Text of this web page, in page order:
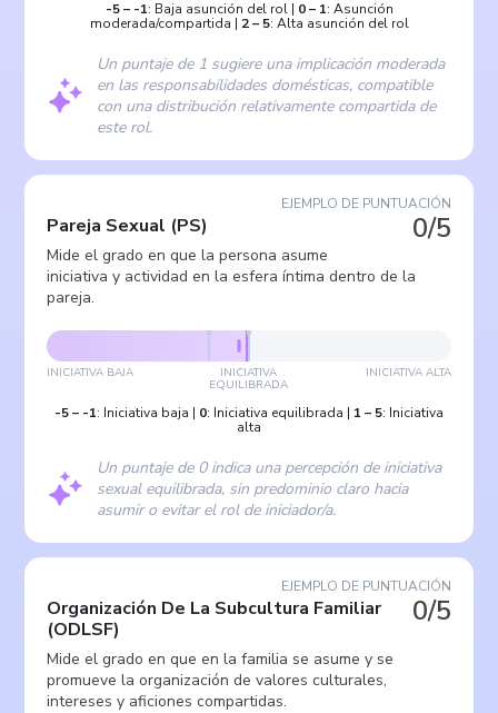
-5– -1: Baja asunción del rol| 0– 1: Asunción
moderada/compartida | 2– 5: Alta asunción del rol
Un puntaje de 1 sugiere una implicación moderada
en las responsabilidades domésticas, compatible
con una distribución relativamente compartida de
este rol.
EJEMPLO DE PUNTUACIÓN
0/5
Pareja Sexual (PS)
Mide el grado en que la persona asume
iniciativa y actividad en la esfera íntima dentro de la
pareja.
INICIATIVA BAJA INICIATIVA
EQUILIBRADA
INICIATIVA ALTA
-5– -1: Iniciativa baja | 0: Iniciativa equilibrada | 1 – 5: Iniciativa
alta
Un puntaje de 0 indica una percepción de iniciativa
sexual equilibrada, sin predominio claro hacia
asumir o evitar el rol de iniciador/a.
EJEMPLO DE PUNTUACIÓN
0/5
Organización De La Subcultura Familiar
(ODLSF)
Mide el grado en que en la familia se asume y se
promueve la organización de valores culturales,
intereses y aficiones compartidas.